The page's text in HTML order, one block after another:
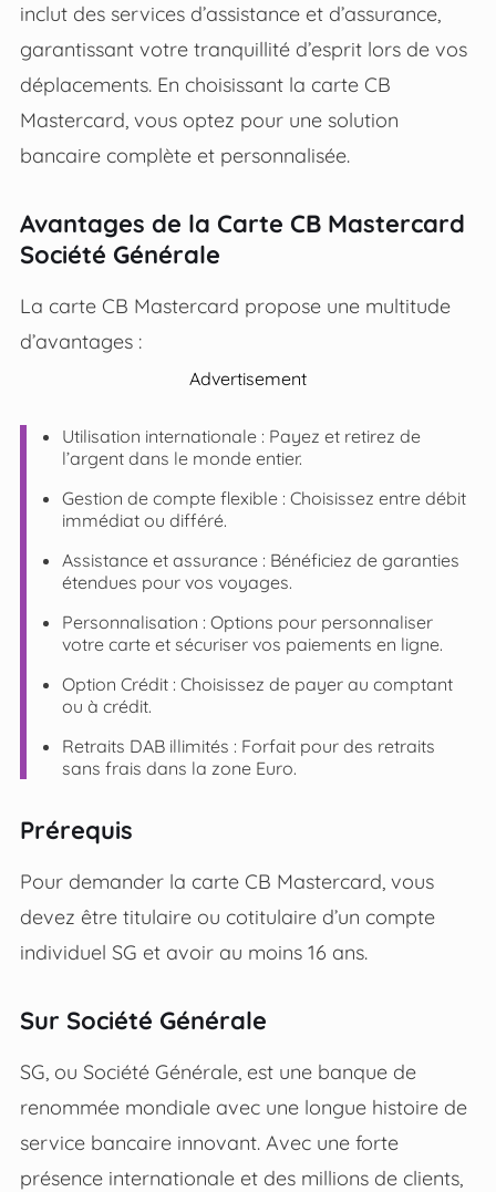
inclut des services d’assistance et d’assurance,
garantissant votre tranquillité d’esprit lors de vos
déplacements. En choisissant la carte CB
Mastercard, vous optez pour une solution
bancaire complète et personnalisée.
Avantages de la Carte CB Mastercard
Société Générale
La carte CB Mastercard propose une multitude
d’avantages :
Advertisement
Utilisation internationale : Payez et retirez de
l’argent dans le monde entier.
Gestion de compte flexible : Choisissez entre débit
immédiat ou différé.
Assistance et assurance : Bénéficiez de garanties
étendues pour vos voyages.
Personnalisation : Options pour personnaliser
votre carte et sécuriser vos paiements en ligne.
Option Crédit : Choisissez de payer au comptant
ou à crédit.
Retraits DAB illimités : Forfait pour des retraits
sans frais dans la zone Euro.
Prérequis
Pour demander la carte CB Mastercard, vous
devez être titulaire ou cotitulaire d’un compte
individuel SG et avoir au moins 16 ans.
Sur Société Générale
SG, ou Société Générale, est une banque de
renommée mondiale avec une longue histoire de
service bancaire innovant. Avec une forte
présence internationale et des millions de clients,